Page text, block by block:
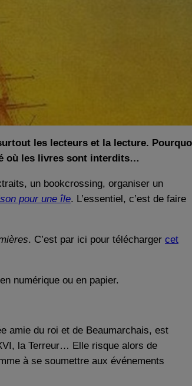
les lecteurs et la lecture.
où les livres sont interdits…
un bookcrossing, organiser un
pour une île. L’essentiel, c’est de faire
. C’est par ici pour télécharger cet
numérique ou en papier.
amie du roi et de Beaumarchais, est
la Terreur… Elle risque alors de
à se soumettre aux événements